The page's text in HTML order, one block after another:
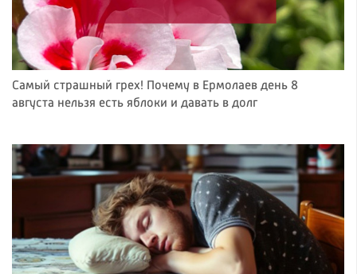
Самый страшный грех! Почему в Ермолаев день 8
августа нельзя есть яблоки и давать в долг